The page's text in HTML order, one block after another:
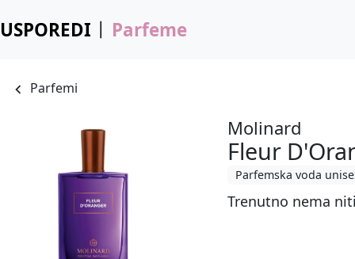
USPOREDI Parfeme
Parfemi
Molinard
Fleur
Parfemska voda
Trenutno nema